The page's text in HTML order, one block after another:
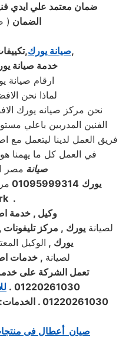
ضمان معتمد علي ايدي
الضمان (
صيانة يورك,
,
خدمة صيانة
ارقام صيانة يورك
لماذا نحن
نحن مركز صيانه يورك
الفنين المدربين باعلي
فريق العمل لدينا ليتعمل مع
في العمل كل ما يهمنا
صيانة مصر
يورك 01095999314
.
وكيل , خدمة
لصيانة يورك , مركز تليفونات
يورك , الوكيل
لصيانة , خدمات
تعمل الشركة على
01220261030
.
01220261030 . الخدمات
:
صيان أعطال فى